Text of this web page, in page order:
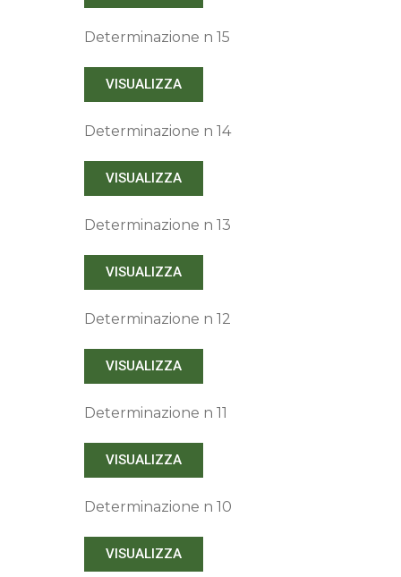
Determinazione n 15
VISUALIZZA
Determinazione n 14
VISUALIZZA
Determinazione n 13
VISUALIZZA
Determinazione n 12
VISUALIZZA
Determinazione n 11
VISUALIZZA
Determinazione n 10
VISUALIZZA